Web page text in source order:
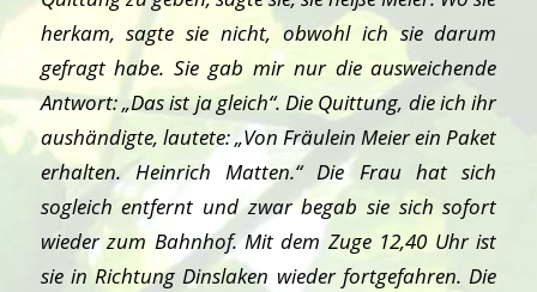
herkam, sagte sie nicht, obwohl ich sie darum
gefragt habe. Sie gab mir nur die ausweichende
Antwort: „Das ist ja gleich“. Die Quittung, die ich ihr
aushändigte, lautete: „Von Fräulein Meier ein Paket
erhalten. Heinrich Matten.“ Die Frau hat sich
sogleich entfernt und zwar begab sie sich sofort
wieder zum Bahnhof. Mit dem Zuge 12,40 Uhr ist
sie in Richtung Dinslaken wieder fortgefahren. Die